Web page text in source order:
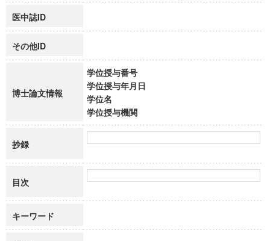
医中誌ID
その他ID
博士論文情報
学位授与番号
学位授与年月日
学位名
学位授与機関
抄録
目次
キーワード